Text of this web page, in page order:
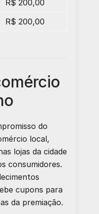
R$ 200,00
R$ 200,00
do
local,
lojas da cidade
consumidores.
cupons para
da premiação.